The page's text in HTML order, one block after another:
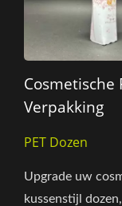
Cosmetische
Verpakking
PET Dozen
Upgrade uw
kussenstijl